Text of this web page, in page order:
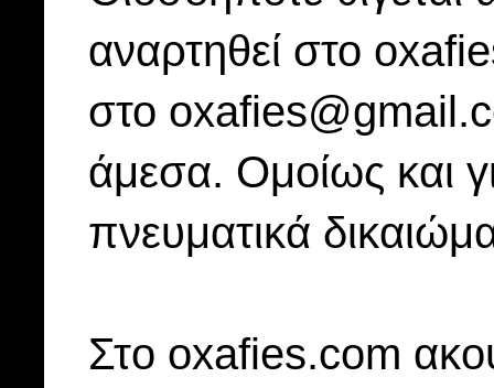
αναρτηθεί στο
στο
άμεσα. Ομοίως και
πνευματικά
Στo oxafies.com